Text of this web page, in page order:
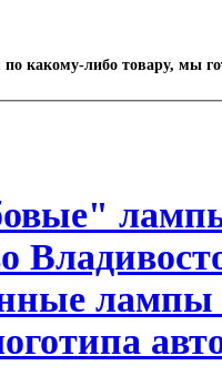
по какому-либо товару, мы
лампы